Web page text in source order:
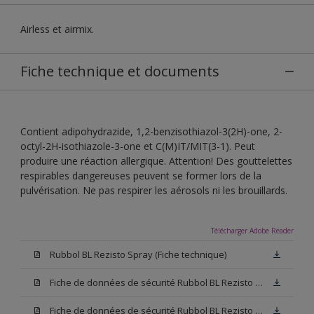
Airless et airmix.
Fiche technique et documents
Contient adipohydrazide, 1,2-benzisothiazol-3(2H)-one, 2-
octyl-2H-isothiazole-3-one et C(M)IT/MIT(3-1). Peut
produire une réaction allergique. Attention! Des gouttelettes
respirables dangereuses peuvent se former lors de la
pulvérisation. Ne pas respirer les aérosols ni les brouillards.
Télécharger Adobe Reader
Rubbol BL Rezisto Spray (Fiche technique)
Fiche de données de sécurité Rubbol BL Rezisto Spray W05 (SDS)
Fiche de données de sécurité Rubbol BL Rezisto Spray N00 (SDS)